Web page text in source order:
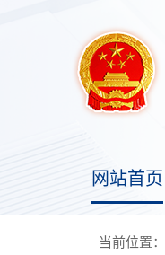
网站首页
当前位置：